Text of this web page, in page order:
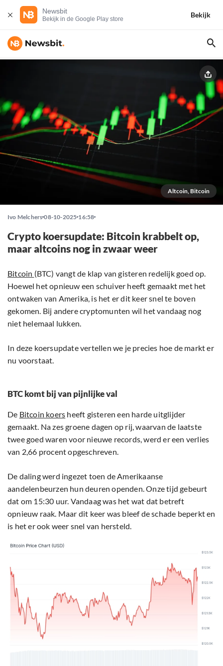
Newsbit
Bekijk in de Google Play store
Bekijk
Altcoin, Bitcoin
Ivo Melchers 08-10-2025 16:58
Crypto koersupdate: Bitcoin krabbelt op,
maar altcoins nog in zwaar weer
Bitcoin (BTC) vangt de klap van gisteren redelijk goed op.
Hoewel het opnieuw een schuiver heeft gemaakt met het
ontwaken van Amerika, is het er dit keer snel te boven
gekomen. Bij andere cryptomunten wil het vandaag nog
niet helemaal lukken.
In deze koersupdate vertellen we je precies hoe de markt er
nu voorstaat.
BTC komt bij van pijnlijke val
De Bitcoin koers heeft gisteren een harde uitglijder
gemaakt. Na zes groene dagen op rij, waarvan de laatste
twee goed waren voor nieuwe records, werd er een verlies
van 2,66 procent opgeschreven.
De daling werd ingezet toen de Amerikaanse
aandelenbeurzen hun deuren openden. Onze tijd gebeurt
dat om 15:30 uur. Vandaag was het wat dat betreft
opnieuw raak. Maar dit keer was bleef de schade beperkt en
is het er ook weer snel van hersteld.